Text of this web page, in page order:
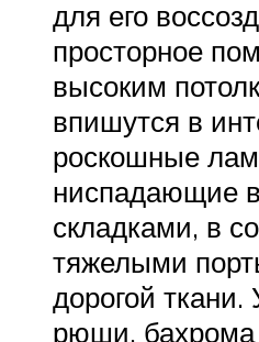
для его
просторное
высоким
впишутся в
роскошные
ниспадающие
складками, в
тяжелыми
дорогой
рюши,